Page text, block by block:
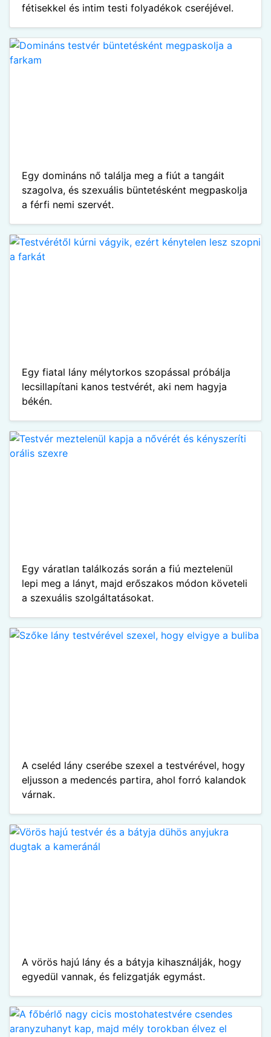
fétisekkel és intim testi folyadékok cseréjével.
Egy domináns nő találja meg a fiút a tangáit
szagolva, és szexuális büntetésként megpaskolja
a férfi nemi szervét.
Egy fiatal lány mélytorkos szopással próbálja
lecsillapítani kanos testvérét, aki nem hagyja
békén.
Egy váratlan találkozás során a fiú meztelenül
lepi meg a lányt, majd erőszakos módon követeli
a szexuális szolgáltatásokat.
A cseléd lány cserébe szexel a testvérével, hogy
eljusson a medencés partira, ahol forró kalandok
várnak.
A vörös hajú lány és a bátyja kihasználják, hogy
egyedül vannak, és felizgatják egymást.